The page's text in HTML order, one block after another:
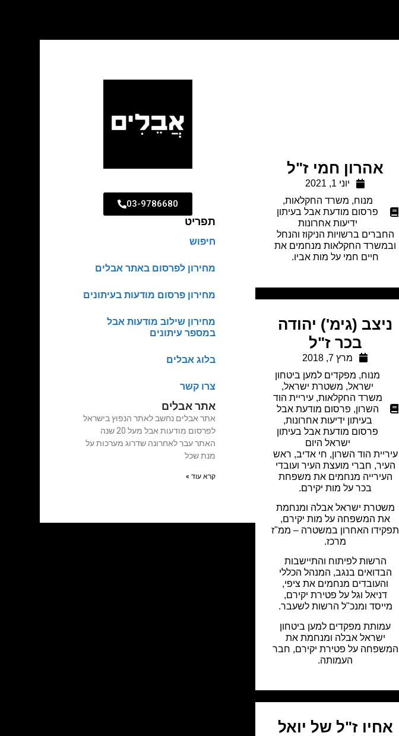
אהרון חמי ז"ל
יוני 1, 2021
מנוח, משרד החקלאות,
פרסום מודעת אבל בעיתון
ידיעות אחרונות
החברים ברשויות הניקוז והנחל
ובמשרד החקלאות מנחמים את
חיים חמי על מות אביו.
ניצב (גימ') יהודה
בכר ז"ל
מרץ 7, 2018
מנוח, מפקדים למען ביטחון
ישראל, משטרת ישראל,
משרד החקלאות,עיריית הוד
השרון, פרסום מודעת אבל
בעיתון ידיעות אחרונות,
פרסום מודעת אבל בעיתון
ישראל היום
עיריית הוד השרון, חי אדיב, ראש
העיר, חברי מועצת העיר ועובדי
העירייה מנחמים את משפחת
בכר על מות יקירם.
משטרת ישראל אבלה ומנחמת
את המשפחה על מות יקירם,
תפקידו האחרון במשטרה – ממ"ז
מרכז.
הרשות לפיתוח והתיישבות
הבדואים בנגב, המנהל הכללי
והעובדים מנחמים את ציפי,
דניאל וגל על פטירת יקירם,
מייסד ומנכ"ל הרשות לשעבר.
עמותת מפקדים למען ביטחון
ישראל אבלה ומנחמת את
המשפחה על פטירת יקירם, חבר
העמותה.
אחיו ז"ל של יואל
03-9786680
תפריט
חיפוש
מחירון לפרסום באתר אבלים
מחירון פרסום מודעות בעיתונים
מחירון שילוב מודעות אבל
במספר עיתונים
בלוג אבלים
צרו קשר
אתר אבלים
אתר אבלים נחשב לאתר הנפוץ בישראל
לפרסום מודעות אבל מעל 20 שנה
האתר עבר לאחרונה שדרוג מערכות על
מנת שכל
קרא עוד »